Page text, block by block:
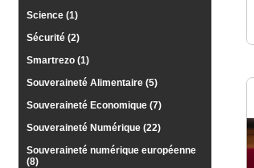
Science (1)
Sécurité (2)
Smartrezo (1)
Souveraineté Alimentaire (5)
Souveraineté Economique (7)
Souveraineté Numérique (22)
Souveraineté numérique européenne
(8)